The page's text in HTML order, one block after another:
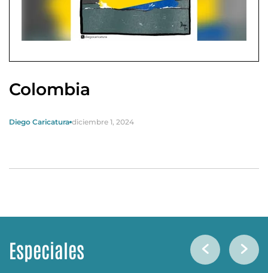
Colombia
Diego Caricatura diciembre 1, 2024
Especiales